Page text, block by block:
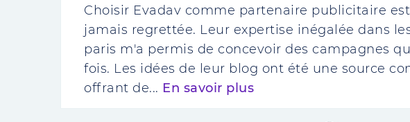
Choisir Evadav comme partenaire publicitaire
jamais regrettée. Leur expertise inégalée dans
paris m'a permis de concevoir des campagnes
fois. Les idées de leur blog ont été une source
offrant de... En savoir plus